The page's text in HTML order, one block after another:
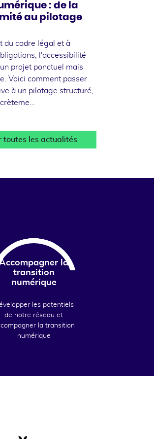
: de la
au pilotage
du cadre légal et à
l'accessibilité
projet ponctuel mais
Voici comment passer
à un pilotage structuré,
toutes les actualités
la
transition
numérique
les potentiels
de notre réseau et
la transition
numérique